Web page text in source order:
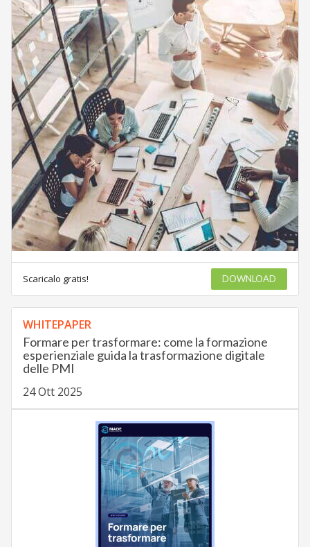
Scaricalo gratis! DOWNLOAD
WHITEPAPER
Formare per trasformare: come la formazione
esperienziale guida la trasformazione digitale
delle PMI
24 Ott 2025